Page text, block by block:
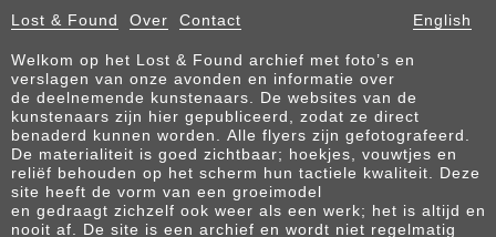
Lost & Found Over Contact English
Welkom op het Lost & Found archief met foto’s en
verslagen van onze avonden en informatie over
de deelnemende kunstenaars. De websites van de
kunstenaars zijn hier gepubliceerd, zodat ze direct
benaderd kunnen worden. Alle flyers zijn gefotografeerd.
De materialiteit is goed zichtbaar; hoekjes, vouwtjes en
reliëf behouden op het scherm hun tactiele kwaliteit. Deze
site heeft de vorm van een groeimodel
en gedraagt zichzelf ook weer als een werk; het is altijd en
nooit af. De site is een archief en wordt niet regelmatig